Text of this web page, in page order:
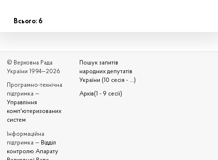
Всього: 6
© Верховна Рада
України 1994—2026
Програмно-технічна
підтримка —
Управління
комп'ютеризованих
систем
Iнформаційна
підтримка — Відділ
контролю Апарату
Пошук запитів
народних депутатів
України (10 сесія - ...)
Архів(1 - 9 сесії)